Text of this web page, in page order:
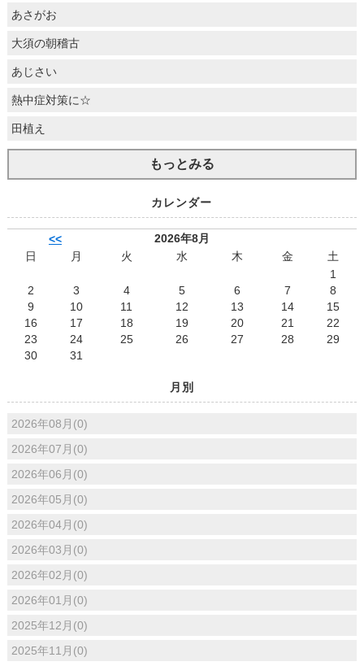
あさがお
大須の朝稽古
あじさい
熱中症対策に☆
田植え
もっとみる
カレンダー
<<
2026年8月
日
月 火 水 木 金
土
1
2
3 4 5 6 7
8
9
10 11 12 13 14
15
16
17 18 19 20 21
22
23
24 25 26 27 28
29
30
31
月別
2026年08月(0)
2026年07月(0)
2026年06月(0)
2026年05月(0)
2026年04月(0)
2026年03月(0)
2026年02月(0)
2026年01月(0)
2025年12月(0)
2025年11月(0)